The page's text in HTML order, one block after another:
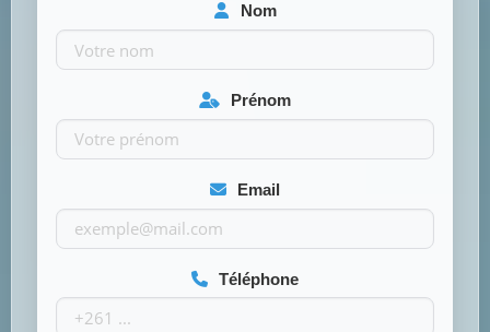
Nom
Prénom
Email
Téléphone